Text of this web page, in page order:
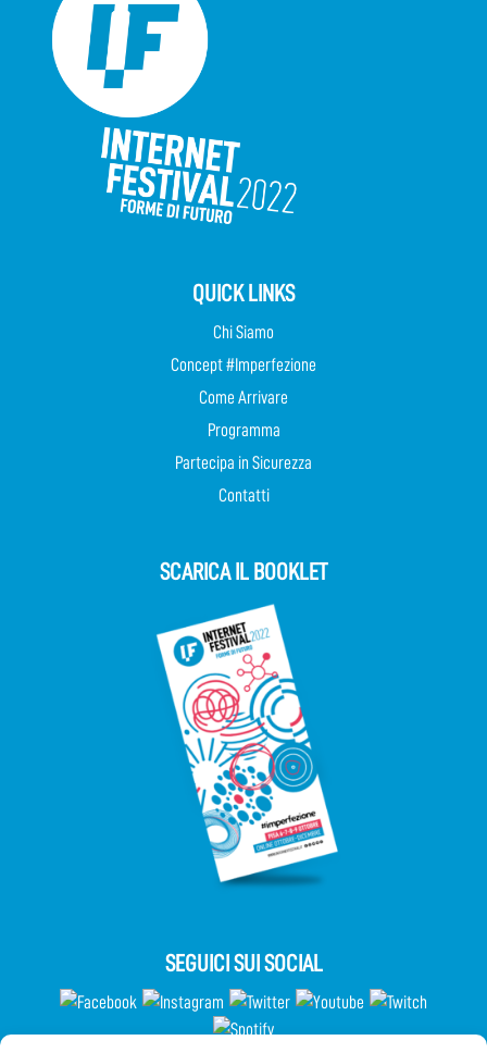
QUICK LINKS
Chi Siamo
Concept #Imperfezione
Come Arrivare
Programma
Partecipa in Sicurezza
Contatti
SCARICA IL BOOKLET
SEGUICI SUI SOCIAL